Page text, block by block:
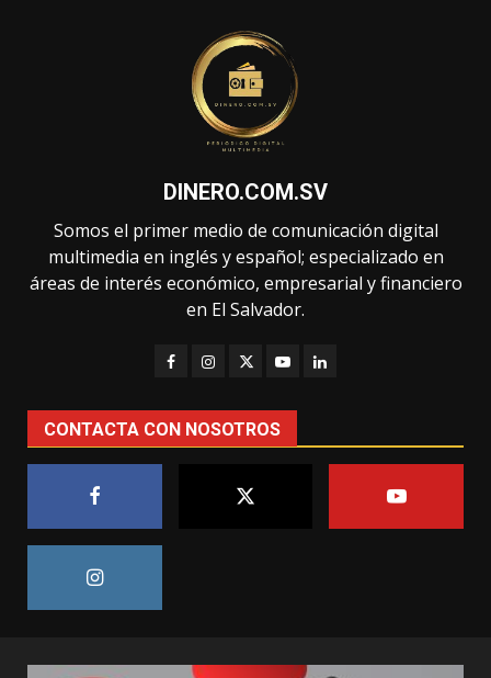
DINERO.COM.SV
Somos el primer medio de comunicación digital
multimedia en inglés y español; especializado en
áreas de interés económico, empresarial y financiero
en El Salvador.
CONTACTA CON NOSOTROS